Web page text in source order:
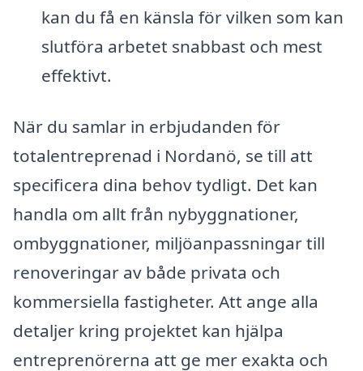
kan du få en känsla för vilken som kan
slutföra arbetet snabbast och mest
effektivt.
När du samlar in erbjudanden för
totalentreprenad i Nordanö, se till att
specificera dina behov tydligt. Det kan
handla om allt från nybyggnationer,
ombyggnationer, miljöanpassningar till
renoveringar av både privata och
kommersiella fastigheter. Att ange alla
detaljer kring projektet kan hjälpa
entreprenörerna att ge mer exakta och